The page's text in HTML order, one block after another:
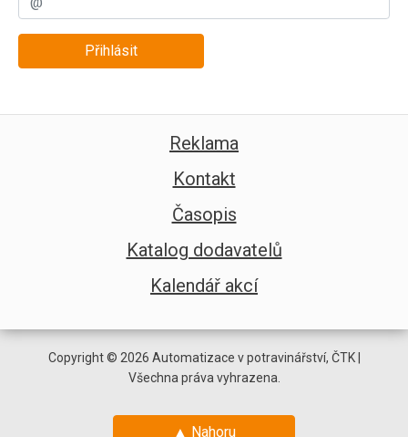
Přihlásit
Reklama
Kontakt
Časopis
Katalog dodavatelů
Kalendář akcí
Copyright © 2026 Automatizace v potravinářství, ČTK |
Všechna práva vyhrazena.
▲ Nahoru